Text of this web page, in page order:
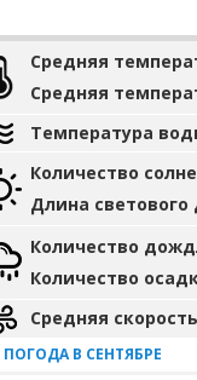
Средняя
Средняя
Температура
Количество
Длина светового
Количество
Количество
Средняя
ПОГОДА В СЕНТЯБРЕ